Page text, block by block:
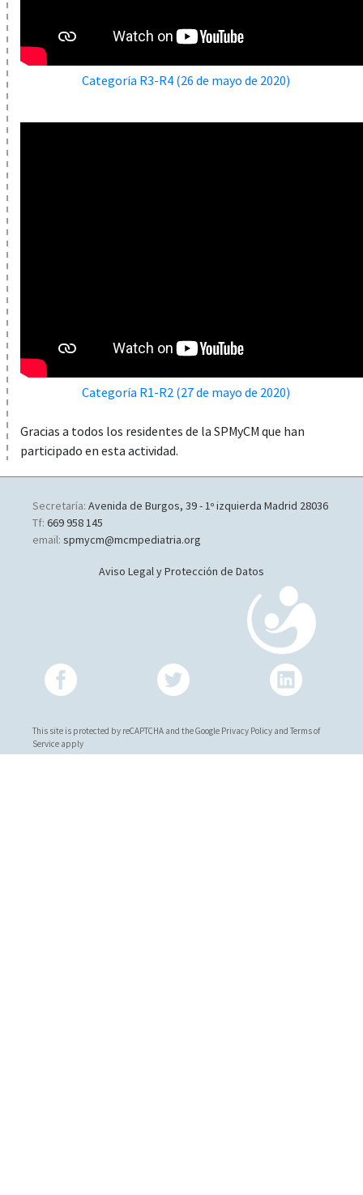
Categoría R3-R4 (26 de mayo de 2020)
Categoría R1-R2 (27 de mayo de 2020)
Gracias a todos los residentes de la SPMyCM que han
participado en esta actividad.
Secretaría: Avenida de Burgos, 39 - 1º izquierda Madrid 28036
Tf: 669 958 145
email: spmycm@mcmpediatria.org
Aviso Legal y Protección de Datos
This site is protected by reCAPTCHA and the Google Privacy Policy and Terms of
Service apply